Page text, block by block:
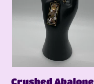
:
Crushed Abalone